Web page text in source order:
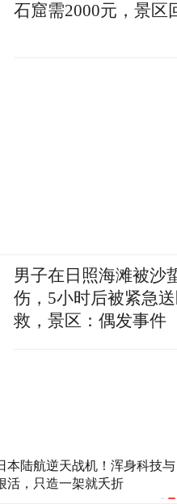
巴基斯坦公布自
案，3年后首飞
石窟需2000元，景区
男子在日照海滩被沙
伤，5小时后被紧急
救，景区：偶发事件